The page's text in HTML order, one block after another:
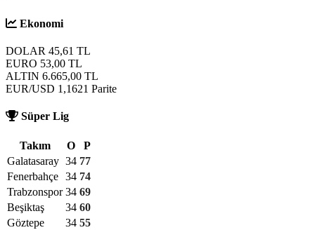
Ekonomi
DOLAR 45,61 TL
EURO 53,00 TL
ALTIN 6.665,00 TL
EUR/USD 1,1621 Parite
Süper Lig
Takım O
P
Galatasaray 34 77
Fenerbahçe 34 74
Trabzonspor 34 69
Beşiktaş
34 60
Göztepe
34 55